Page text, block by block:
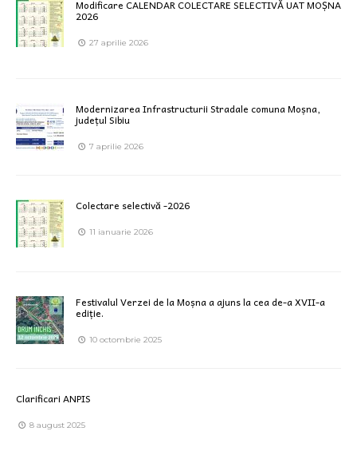
Modificare CALENDAR COLECTARE SELECTIVĂ UAT MOȘNA
2026
27 aprilie 2026
Modernizarea Infrastructurii Stradale comuna Moșna,
județul Sibiu
7 aprilie 2026
Colectare selectivă -2026
11 ianuarie 2026
Festivalul Verzei de la Moșna a ajuns la cea de-a XVII-a
ediție.
10 octombrie 2025
Clarificari ANPIS
8 august 2025